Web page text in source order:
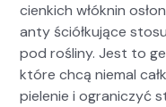
cien­kich włóknin
anty ściółku­jące
pod rośliny. Jest to
które chcą niemal
pie­le­nie i ograniczyć